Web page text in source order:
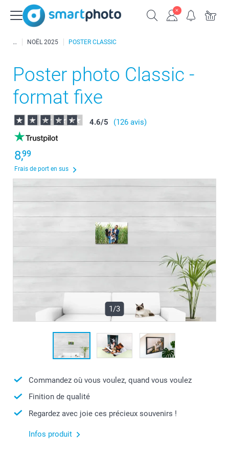
NOËL 2025 POSTER CLASSIC
Poster photo Classic -
format fixe
4.6/5 (126 avis)
8,99
Frais de port en sus
1/3
Commandez où vous voulez, quand vous voulez
Finition de qualité
Regardez avec joie ces précieux souvenirs !
Infos produit